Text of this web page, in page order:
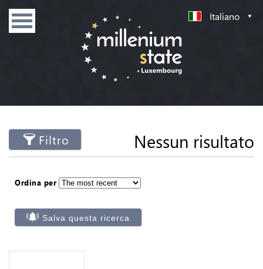
Italiano
Filtro Nessun risultato
Ordina per
Salva questa ricerca